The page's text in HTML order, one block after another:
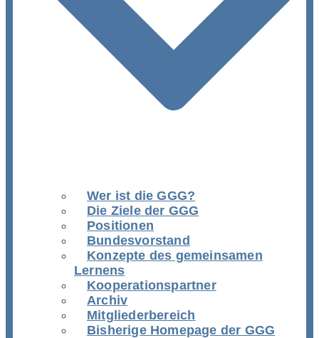
Wer ist die GGG?
Die Ziele der GGG
Positionen
Bundesvorstand
Konzepte des gemeinsamen
Lernens
Kooperationspartner
Archiv
Mitgliederbereich
Bisherige Homepage der GGG